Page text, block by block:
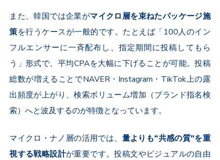
また、韓国では企業がマイクロ層を束ねたパッケージ施
策を行うケースが一般的です。たとえば「100人のイン
フルエンサーに一斉配布し、指定期間に投稿してもら
う」形式で、平均CPAを大幅に下げることが可能。投稿
総数が増えることでNAVER・ Instagram ・ TikTok上の露
出頻度が上がり、検索ボリューム増加（ブランド指名検
索）へと波及するのが特徴となっています。
マイクロ・ナノ層の活用では、 量よりも“共感の質”を重
視する戦略設計が重要です。投稿文やビジュアルの自由